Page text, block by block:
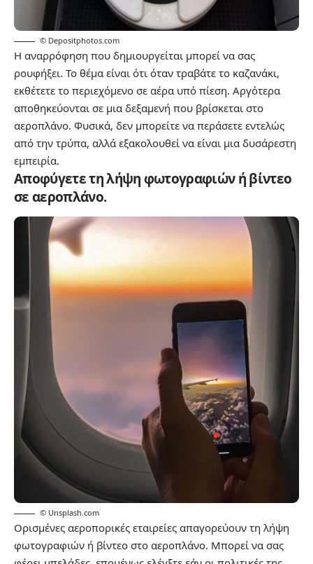
© Depositphotos.com
Η αναρρόφηση που δημιουργείται μπορεί να σας
ρουφήξει. Το θέμα είναι ότι όταν τραβάτε το καζανάκι,
εκθέτετε το περιεχόμενο σε αέρα υπό πίεση. Αργότερα
αποθηκεύονται σε μια δεξαμενή που βρίσκεται στο
αεροπλάνο. Φυσικά, δεν μπορείτε να περάσετε εντελώς
από την τρύπα, αλλά εξακολουθεί να είναι μια δυσάρεστη
εμπειρία.
Αποφύγετε τη λήψη φωτογραφιών ή βίντεο
σε αεροπλάνο.
© Unsplash.com
Ορισμένες αεροπορικές εταιρείες απαγορεύουν τη λήψη
φωτογραφιών ή βίντεο στο αεροπλάνο. Μπορεί να σας